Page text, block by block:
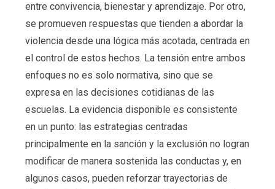
entre convivencia, bienestar y aprendizaje. Por otro,
se promueven respuestas que tienden a abordar la
violencia desde una lógica más acotada, centrada en
el control de estos hechos. La tensión entre ambos
enfoques no es solo normativa, sino que se
expresa en las decisiones cotidianas de las
escuelas. La evidencia disponible es consistente
en un punto: las estrategias centradas
principalmente en la sanción y la exclusión no logran
modificar de manera sostenida las conductas y, en
algunos casos, pueden reforzar trayectorias de